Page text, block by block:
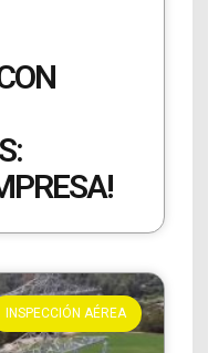
INSPECCIÓN AÉREA